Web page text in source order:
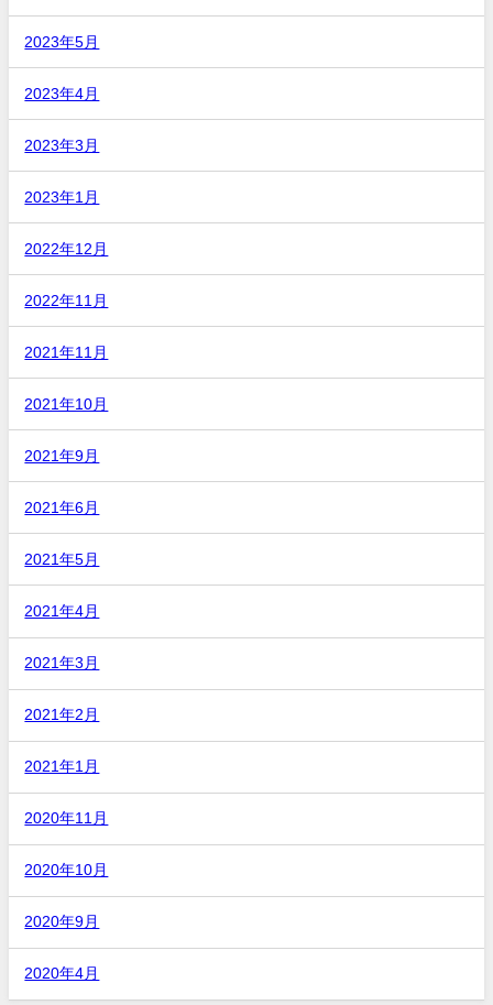
2023年5月
2023年4月
2023年3月
2023年1月
2022年12月
2022年11月
2021年11月
2021年10月
2021年9月
2021年6月
2021年5月
2021年4月
2021年3月
2021年2月
2021年1月
2020年11月
2020年10月
2020年9月
2020年4月